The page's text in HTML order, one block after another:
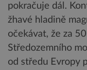
pokračuje dál.
žhavé hladině
očekávat, že za
Středozemního
od středu Evropy